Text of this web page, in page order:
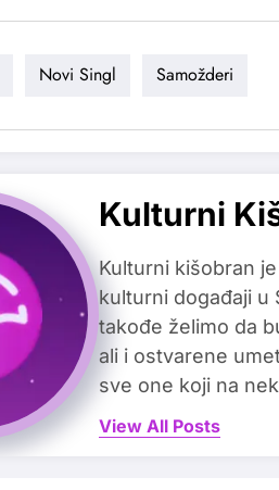
Novi Singl Samožderi
Kulturni
Kulturni kišobran
kulturni događaji u
takođe želimo da
ali i ostvarene
sve one koji na
View All Posts